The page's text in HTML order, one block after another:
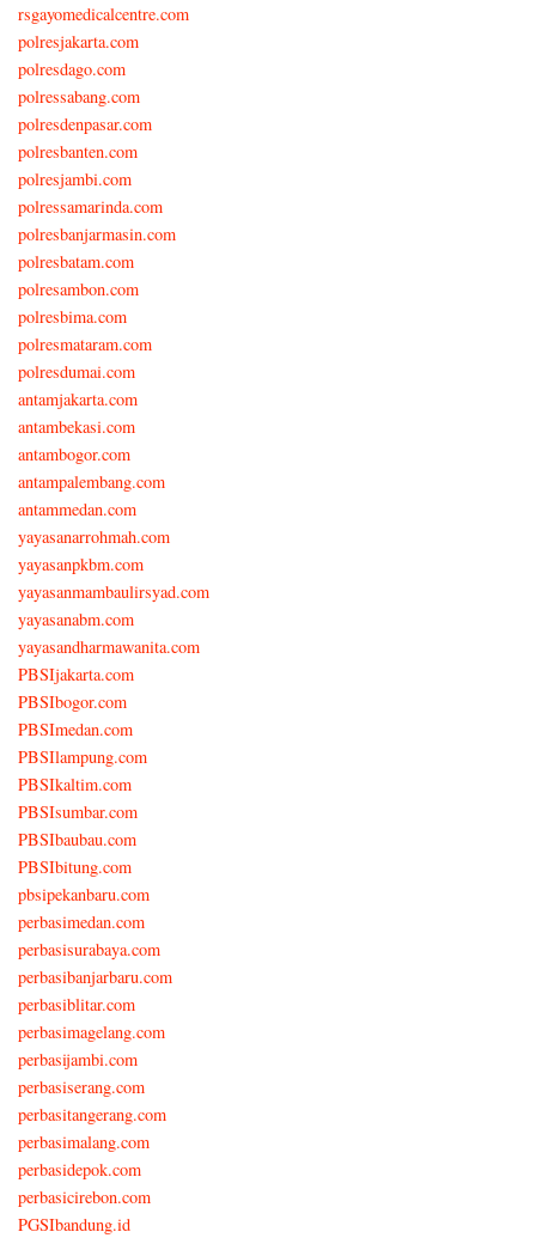
rsgayomedicalcentre.com
polresjakarta.com
polresdago.com
polressabang.com
polresdenpasar.com
polresbanten.com
polresjambi.com
polressamarinda.com
polresbanjarmasin.com
polresbatam.com
polresambon.com
polresbima.com
polresmataram.com
polresdumai.com
antamjakarta.com
antambekasi.com
antambogor.com
antampalembang.com
antammedan.com
yayasanarrohmah.com
yayasanpkbm.com
yayasanmambaulirsyad.com
yayasanabm.com
yayasandharmawanita.com
PBSIjakarta.com
PBSIbogor.com
PBSImedan.com
PBSIlampung.com
PBSIkaltim.com
PBSIsumbar.com
PBSIbaubau.com
PBSIbitung.com
pbsipekanbaru.com
perbasimedan.com
perbasisurabaya.com
perbasibanjarbaru.com
perbasiblitar.com
perbasimagelang.com
perbasijambi.com
perbasiserang.com
perbasitangerang.com
perbasimalang.com
perbasidepok.com
perbasicirebon.com
PGSIbandung.id